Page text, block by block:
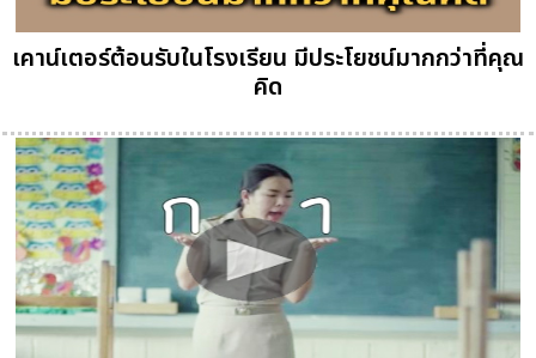
เคาน์เตอร์ต้อนรับในโรงเรียน มีประโยชน์มากกว่าที่คุณ
คิด